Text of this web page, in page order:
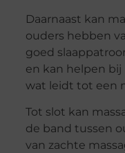
Daarnaast kan
ouders hebben
goed
en kan helpen bij
wat leidt tot een
Tot slot kan
de band tussen
van zachte